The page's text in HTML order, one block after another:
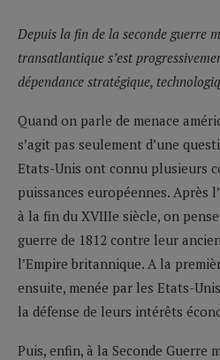
Depuis la fin de la seconde guerre
transatlantique s’est
dépendance stratégique,
Quand on parle de menace
s’agit pas seulement d’une
Etats-Unis ont connu plusieurs
puissances européennes. Après
à la fin du XVIIIe siècle, on
guerre de 1812 contre leur
l’Empire britannique. A la
ensuite, menée par les Etats-
la défense de leurs intérêts
Puis, enfin, à la Seconde Guerre